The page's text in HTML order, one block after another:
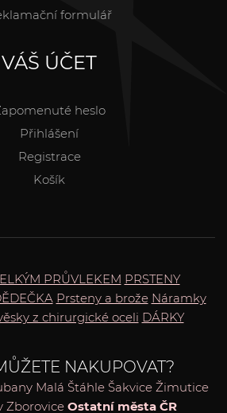
formulář
VÁŠ ÚČET
heslo
Přihlášení
Registrace
Košík
PRŮVLEKEM PRSTENY
Prsteny a brože Náramky
z chirurgické oceli DÁRKY
NAKUPOVAT?
Malá Štáhle Šakvice Žimutice
Zborovice Ostatní města ČR